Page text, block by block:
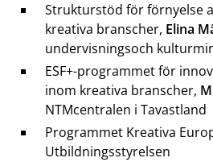
Strukturstöd för förnyelse
kreativa branscher, Elina
undervisningsoch
ESF+-programmet för
inom kreativa branscher,
NTMcentralen i Tavastland
Programmet Kreativa
Utbildningsstyrelsen